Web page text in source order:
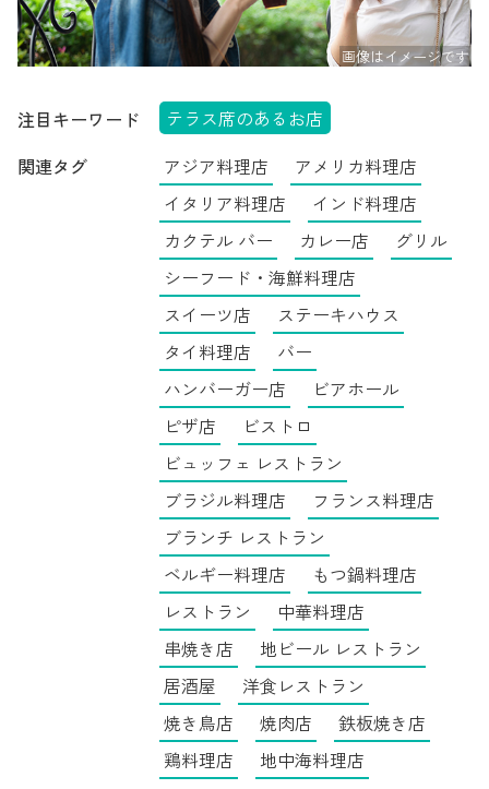
注目キーワード
テラス席のあるお店
関連タグ
アジア料理店
アメリカ料理店
イタリア料理店
インド料理店
カクテル バー
カレー店
グリル
シーフード・海鮮料理店
スイーツ店
ステーキハウス
タイ料理店
バー
ハンバーガー店
ビアホール
ピザ店
ビストロ
ビュッフェ レストラン
ブラジル料理店
フランス料理店
ブランチ レストラン
ベルギー料理店
もつ鍋料理店
レストラン
中華料理店
串焼き店
地ビール レストラン
居酒屋
洋食レストラン
焼き鳥店
焼肉店
鉄板焼き店
鶏料理店
地中海料理店